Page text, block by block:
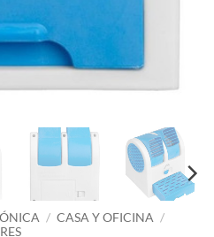
/ CASA Y OFICINA /